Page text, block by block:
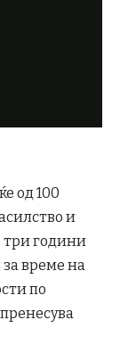
од 100
и
три години
време на
по